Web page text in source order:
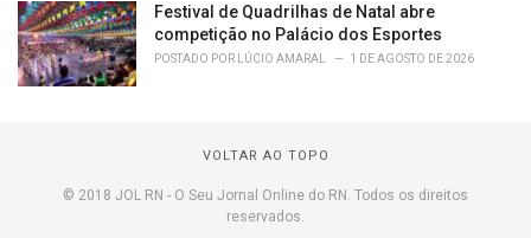
Festival de Quadrilhas de Natal abre
competição no Palácio dos Esportes
POSTADO POR LÚCIO AMARAL 1 DE AGOSTO DE 2026
VOLTAR AO TOPO
© 2018 JOL RN - O Seu Jornal Online do RN. Todos os direitos
reservados.